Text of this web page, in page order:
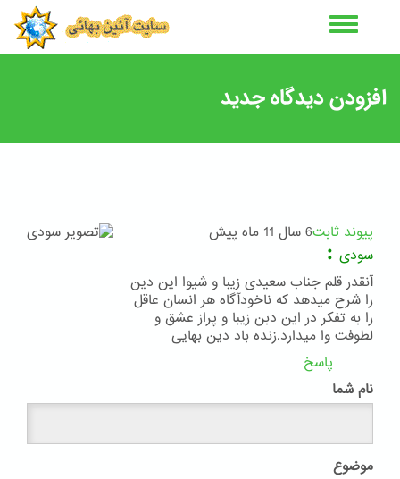
افزودن دیدگاه جدید
پیوند ثابت6 سال 11 ماه پیش
سودی :
آنقدر قلم جناب سعیدی زیبا و شیوا این دین
را شرح میدهد که ناخودآگاه هر انسان عاقل
را به تفکر در این دبن زیبا و پراز عشق و
لطوفت وا میدارد.زنده باد دین بهایی
پاسخ
نام شما
موضوع